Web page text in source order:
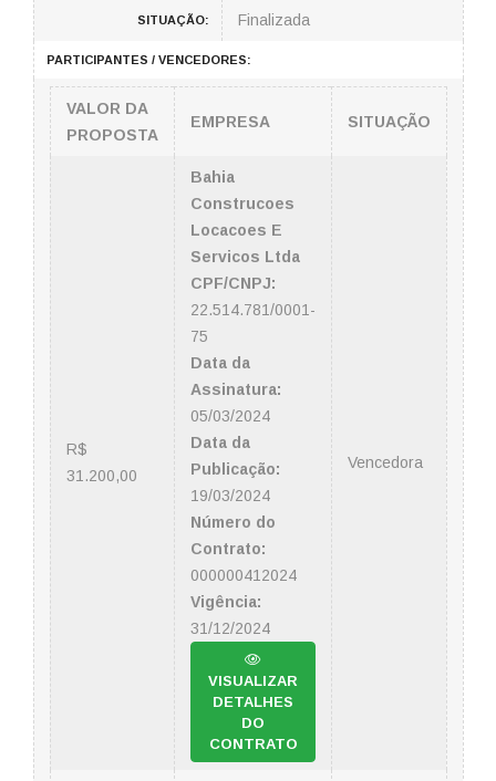
SITUAÇÃO: Finalizada
PARTICIPANTES / VENCEDORES:
VALOR DA
PROPOSTA
EMPRESA SITUAÇÃO
R$
31.200,00
Bahia
Construcoes
Locacoes E
Servicos Ltda
CPF/CNPJ:
22.514.781/0001-
75
Data da
Assinatura:
05/03/2024
Data da
Publicação:
19/03/2024
Número do
Contrato:
000000412024
Vigência:
31/12/2024
VISUALIZAR
DETALHES
DO
CONTRATO
Vencedora